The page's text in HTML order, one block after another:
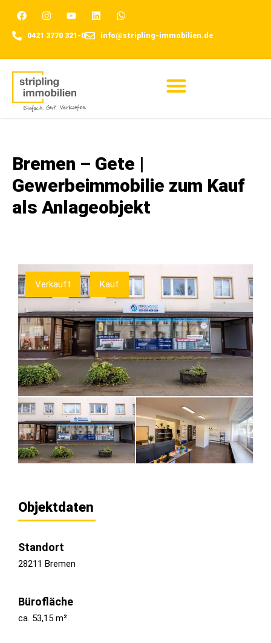
0421 3770 321-0 info@stripling-immobilien.de
Bremen – Gete |
Gewerbeimmobilie zum Kauf
als Anlageobjekt
Verkauft Kauf
Objektdaten
Standort
28211 Bremen
Bürofläche
ca. 53,15 m²